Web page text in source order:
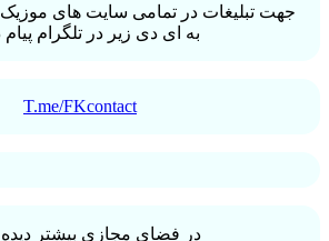
آرش کسری1
آرش کیهان1
جهت تبلیغات در تمامی سایت های
به ای دی زیر در تلگرام پیام
T.me/FKcontact
در فضای مجازی بیشتر